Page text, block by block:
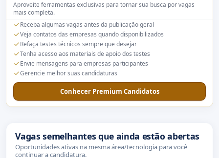
Aproveite ferramentas exclusivas para tornar sua busca por vagas
mais completa.
Receba algumas vagas antes da publicação geral
Veja contatos das empresas quando disponibilizados
Refaça testes técnicos sempre que desejar
Tenha acesso aos materiais de apoio dos testes
Envie mensagens para empresas participantes
Gerencie melhor suas candidaturas
Conhecer Premium Candidatos
Vagas semelhantes que ainda estão abertas
Oportunidades ativas na mesma área/tecnologia para você
continuar a candidatura.